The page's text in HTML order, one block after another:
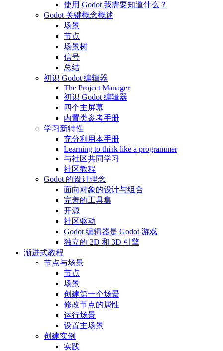
使用 Godot 我需要知道什么？
Godot 关键概念概述
场景
节点
场景树
信号
总结
初识 Godot 编辑器
The Project Manager
初识 Godot 编辑器
四个主屏幕
内置类参考手册
学习新特性
充分利用本手册
Learning to think like a programmer
与社区共同学习
社区教程
Godot 的设计理念
面向对象的设计与组合
完善的工具集
开源
社区驱动
Godot 编辑器是 Godot 游戏
独立的 2D 和 3D 引擎
渐进式教程
节点与场景
节点
场景
创建第一个场景
修改节点的属性
运行场景
设置主场景
创建实例
实践